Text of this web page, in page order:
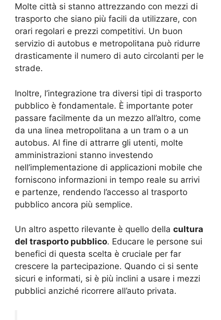
Molte città si stanno attrezzando con mezzi di
trasporto che siano più facili da utilizzare, con
orari regolari e prezzi competitivi. Un buon
servizio di autobus e metropolitana può ridurre
drasticamente il numero di auto circolanti per le
strade.
Inoltre, l’integrazione tra diversi tipi di trasporto
pubblico è fondamentale. È importante poter
passare facilmente da un mezzo all’altro, come
da una linea metropolitana a un tram o a un
autobus. Al fine di attrarre gli utenti, molte
amministrazioni stanno investendo
nell’implementazione di applicazioni mobile che
forniscono informazioni in tempo reale su arrivi
e partenze, rendendo l’accesso al trasporto
pubblico ancora più semplice.
Un altro aspetto rilevante è quello della cultura
del trasporto pubblico. Educare le persone sui
benefici di questa scelta è cruciale per far
crescere la partecipazione. Quando ci si sente
sicuri e informati, si è più inclini a usare i mezzi
pubblici anziché ricorrere all’auto privata.